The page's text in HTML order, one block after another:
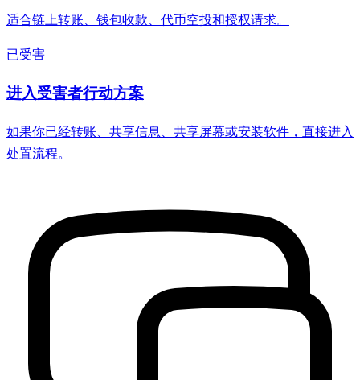
适合链上转账、钱包收款、代币空投和授权请求。
已受害
进入受害者行动方案
如果你已经转账、共享信息、共享屏幕或安装软件，直接进入
处置流程。